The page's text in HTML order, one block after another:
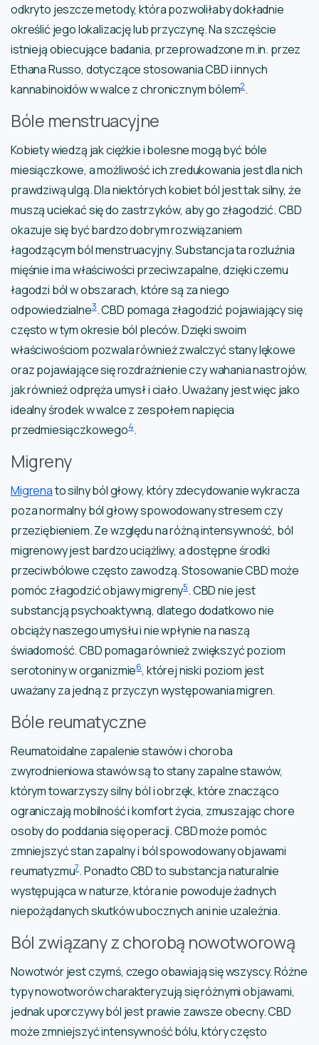
odkryto jeszcze metody, która pozwoliłaby dokładnie
określić jego lokalizację lub przyczynę. Na szczęście
istnieją obiecujące badania, przeprowadzone m.in. przez
Ethana Russo, dotyczące stosowania CBD i innych
kannabinoidów w walce z chronicznym bólem2.
Bóle menstruacyjne
Kobiety wiedzą jak ciężkie i bolesne mogą być bóle
miesiączkowe, a możliwość ich zredukowania jest dla nich
prawdziwą ulgą. Dla niektórych kobiet ból jest tak silny, że
muszą uciekać się do zastrzyków, aby go złagodzić. CBD
okazuje się być bardzo dobrym rozwiązaniem
łagodzącym ból menstruacyjny. Substancja ta rozluźnia
mięśnie i ma właściwości przeciwzapalne, dzięki czemu
łagodzi ból w obszarach, które są za niego
odpowiedzialne3. CBD pomaga złagodzić pojawiający się
często w tym okresie ból pleców. Dzięki swoim
właściwościom pozwala również zwalczyć stany lękowe
oraz pojawiające się rozdrażnienie czy wahania nastrojów,
jak również odpręża umysł i ciało. Uważany jest więc jako
idealny środek w walce z zespołem napięcia
przedmiesiączkowego4.
Migreny
Migrenato silny ból głowy, który zdecydowanie wykracza
poza normalny ból głowy spowodowany stresem czy
przeziębieniem. Ze względu na różną intensywność, ból
migrenowy jest bardzo uciążliwy, a dostępne środki
przeciwbólowe często zawodzą. Stosowanie CBD może
pomóc złagodzić objawy migreny5. CBD nie jest
substancją psychoaktywną, dlatego dodatkowo nie
obciąży naszego umysłu i nie wpłynie na naszą
świadomość. CBD pomaga również zwiększyć poziom
serotoniny w organizmie6, której niski poziom jest
uważany za jedną z przyczyn występowania migren.
Bóle reumatyczne
Reumatoidalne zapalenie stawów i choroba
zwyrodnieniowa stawów są to stany zapalne stawów,
którym towarzyszy silny ból i obrzęk, które znacząco
ograniczają mobilność i komfort życia, zmuszając chore
osoby do poddania się operacji. CBD może pomóc
zmniejszyć stan zapalny i ból spowodowany objawami
reumatyzmu7. Ponadto CBD to substancja naturalnie
występująca w naturze, która nie powoduje żadnych
niepożądanych skutków ubocznych ani nie uzależnia.
Ból związany z chorobą nowotworową
Nowotwór jest czymś, czego obawiają się wszyscy. Różne
typy nowotworów charakteryzują się różnymi objawami,
jednak uporczywy ból jest prawie zawsze obecny. CBD
może zmniejszyć intensywność bólu, który często